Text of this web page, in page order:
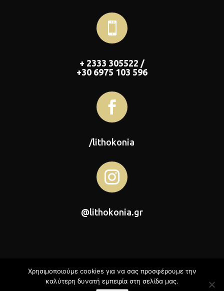

+ 2333 305522 /
+30 6975 103 596

/lithokonia

@lithokonia.gr
Λιθοκονία © 2026
Χρησιμοποιούμε cookies για να σας προσφέρουμε την
καλύτερη δυνατή εμπειρία στη σελίδα μας.